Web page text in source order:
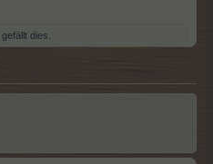
gefällt dies.